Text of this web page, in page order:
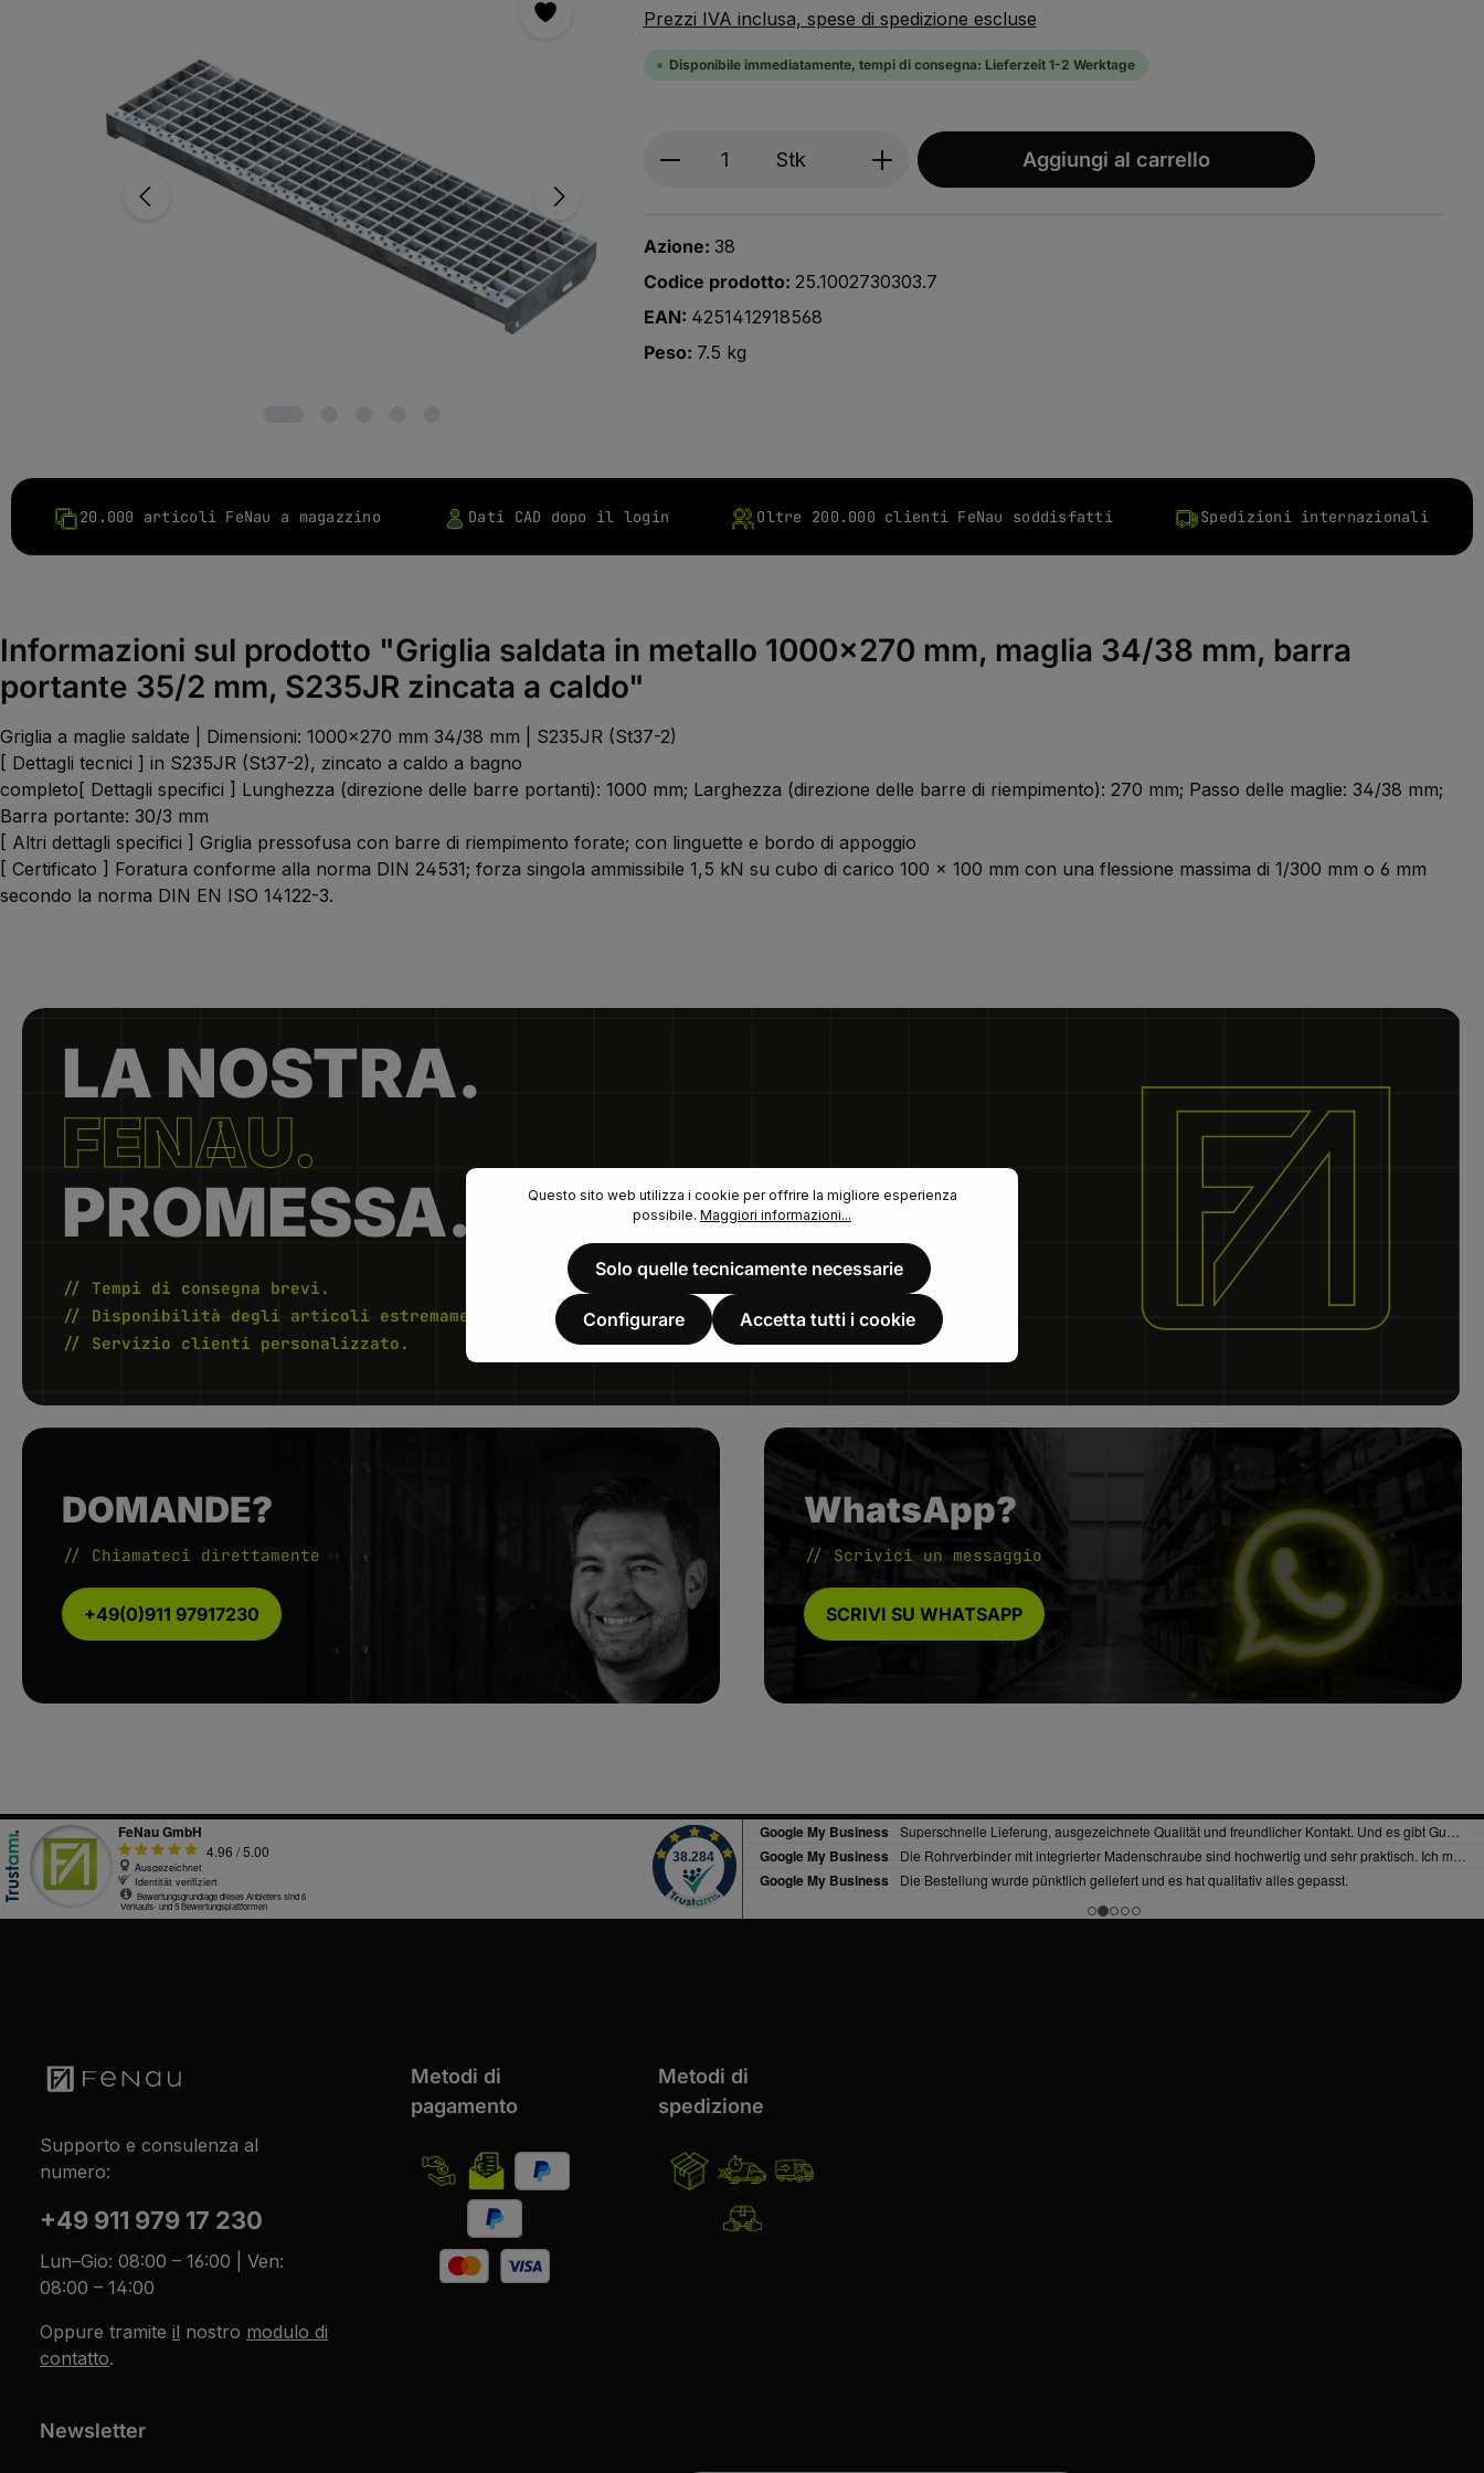
Prezzi IVA inclusa, spese di spedizione escluse
Disponibile immediatamente, tempi di consegna: Lieferzeit 1-2 Werktage
Produkt Anzahl: Gib den gewünschten Wert ein oder benutze
Stk Aggiungi al carrello
Azione: 38
Codice prodotto: 25.1002730303.7
EAN: 4251412918568
Peso: 7.5 kg
20.000 articoli FeNau a magazzino Dati CAD dopo il login Oltre 200.000 clienti FeNau soddisfatti Spedizioni internazionali
Informazioni sul prodotto "Griglia saldata in metallo 1000x270 mm, maglia 34/38 mm, barra
portante 35/2 mm, S235JR zincata a caldo"
Griglia a maglie saldate | Dimensioni: 1000x270 mm 34/38 mm | S235JR (St37-2)
[ Dettagli tecnici ] in S235JR (St37-2), zincato a caldo a bagno
completo[ Dettagli specifici ] Lunghezza (direzione delle barre portanti): 1000 mm; Larghezza (direzione delle barre di riempimento): 270 mm; Passo delle maglie: 34/38 mm;
Barra portante: 30/3 mm
[ Altri dettagli specifici ] Griglia pressofusa con barre di riempimento forate; con linguette e bordo di appoggio
[ Certificato ] Foratura conforme alla norma DIN 24531; forza singola ammissibile 1,5 kN su cubo di carico 100 x 100 mm con una flessione massima di 1/300 mm o 6 mm
secondo la norma DIN EN ISO 14122-3.
LA NOSTRA.
FENAU.
PROMESSA.
// Tempi di consegna brevi.
// Disponibilità degli articoli estremamente elevata.
// Servizio clienti personalizzato.
DOMANDE?
// Chiamateci direttamente
+49(0)911 97917230
WhatsApp?
// Scrivici un messaggio
SCRIVI SU WHATSAPP
Supporto e consulenza al
numero:
+49 911 979 17 230
Lun–Gio: 08:00 – 16:00 | Ven:
08:00 – 14:00
Oppure tramite il nostro modulo di
contatto.
Metodi di
pagamento
Metodi di
spedizione
Newsletter
Questo sito web utilizza i cookie per offrire la migliore esperienza
possibile. Maggiori informazioni...
Solo quelle tecnicamente necessarie
Configurare Accetta tutti i cookie